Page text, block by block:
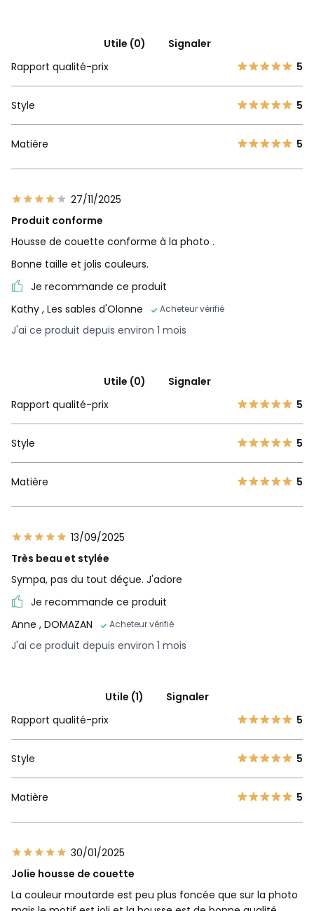
Utile (0)
Signaler
Rapport qualité-prix
5
Style 5
Matière 5
27/11/2025
Produit conforme
Housse de couette conforme à la photo .
Bonne taille et jolis couleurs.
Je recommande ce produit
Kathy , Les sables d'Olonne Acheteur vérifié
J'ai ce produit depuis environ 1 mois
Utile (0)
Signaler
Rapport qualité-prix
5
Style 5
Matière 5
13/09/2025
Très beau et stylée
Sympa, pas du tout déçue. J'adore
Je recommande ce produit
Anne , DOMAZAN Acheteur vérifié
J'ai ce produit depuis environ 1 mois
Utile (1)
Signaler
Rapport qualité-prix
5
Style 5
Matière 5
30/01/2025
Jolie housse de couette
La couleur moutarde est peu plus foncée que sur la photo